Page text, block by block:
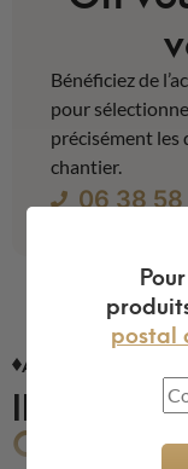
Bénéficiez de
pour
précisément les
chantier.
06 38 58
AVIS CLIENTS
ILS NOUS
postal